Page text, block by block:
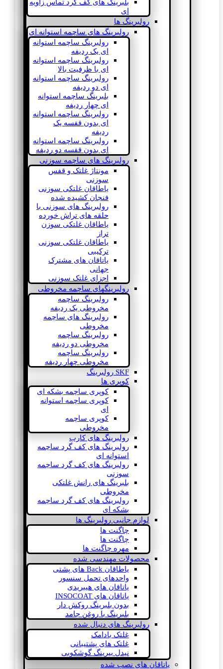
بلبرینگ های کف گرد تماس زاویه
ای
رولبرینگ ها
رولبرینگ های ساچمه استوانه ای
رولبرینگ ساچمه استوانه
ای یک ردیفه
رولبرینگ ساچمه استوانه
ای با ظرفیت بالا
رولبرینگ ساچمه استوانه
ای دو ردیفه
بلبرینگ ساچمه استوانه
ای چهار ردیفه
رولبرینگ ساچمه استوانه
ای بدون قفسه یک
ردیفه
رولبرینگ ساچمه استوانه
ای بدون قفسه دو ردیفه
رولبرینگ های ساچمه سوزنی
مونتاژ غلتک و قفس
سوزنی
یاطاقان غلتکی سوزنی
فنجان کشیده شده
رولبرینگ های سوزنی با
حلقه های تراش خورده
یاطاقان غلتکی سوزن
تراز
یاطاقان غلتکی سوزنی
ترکیبی
یاتاقان های مشترک
جهانی
اجزای غلتک سوزنی
رولبرینگهای ساچمه مخروطی
رولبرینگ ساچمه
مخروطی یک ردیفه
رولبرینگ های ساچمه
مخروطی
رولبرینگ ساچمه
مخروطی دو ردیفه
رولبرینگ ساچمه
مخروطی چهار ردیفه
SKF رولبرینگ
کوپری ها
کوپری ساچمه بشکه ای
کوپری ساچمه استوانه
ای
کوپری ساچمه
مخروطی
رولبرینگ های کارب
رولبرینگ های کف گرد ساچمه
استوانه ای
رولبرینگ های کف گرد ساچمه
سوزنی
بلبرینگ های رانش غلتکی
مخروطی
رولبرینگ های کف گرد ساچمه
بشکه ای
لوازم جانبی رولبرینگ ها
چاگنت ها
چاگنت ها
مهره چاگنت ها
محصولات مهندسی شده
یاطاقان Back های پشتی
واحدهای تحمل سنسور
یاتاقان های هیبریدی
یاتاقان های INSOCOAT
بدون بلبرینگ روکش دار
بلبرینگ با روغن جامد
رولبرینگ های دنبال شده
غلتک بادامک
غلتک های پشتیبانی
نیدل بیرینگ گوشکوبی
یاتاقان های نصب شده